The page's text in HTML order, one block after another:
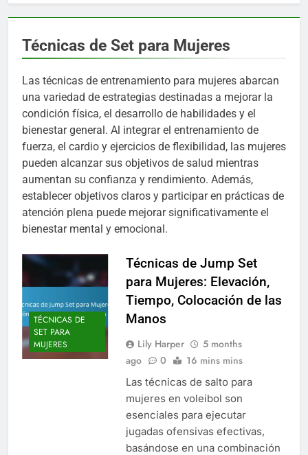
Técnicas de Set para Mujeres
Las técnicas de entrenamiento para mujeres abarcan
una variedad de estrategias destinadas a mejorar la
condición física, el desarrollo de habilidades y el
bienestar general. Al integrar el entrenamiento de
fuerza, el cardio y ejercicios de flexibilidad, las mujeres
pueden alcanzar sus objetivos de salud mientras
aumentan su confianza y rendimiento. Además,
establecer objetivos claros y participar en prácticas de
atención plena puede mejorar significativamente el
bienestar mental y emocional.
TÉCNICAS DE
SET PARA
MUJERES
Técnicas de Jump Set
para Mujeres: Elevación,
Tiempo, Colocación de las
Manos
Lily Harper
5 months
ago
0 16 mins mins
Las técnicas de salto para
mujeres en voleibol son
esenciales para ejecutar
jugadas ofensivas efectivas,
basándose en una combinación